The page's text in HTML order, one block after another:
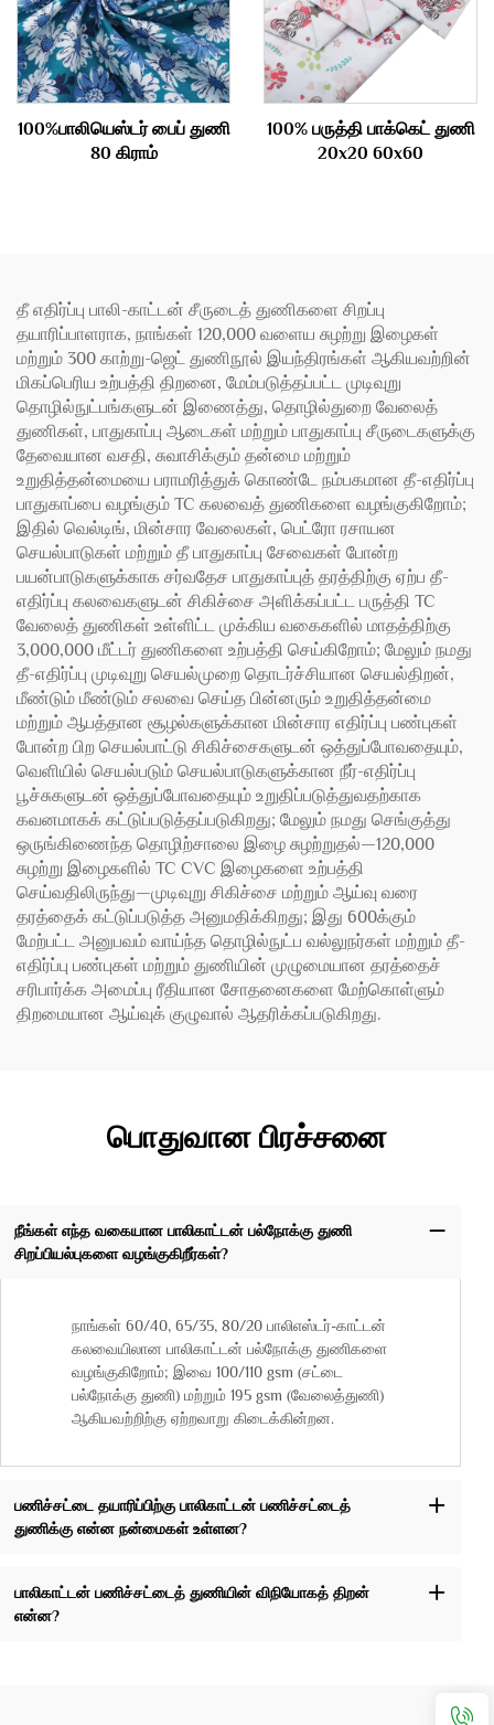
100%பாலியெஸ்டர் பைப் துணி
80 கிராம்
100% பருத்தி பாக்கெட் துணி
20x20 60x60
தீ எதிர்ப்பு பாலி-காட்டன் சீருடைத் துணிகளை சிறப்பு
தயாரிப்பாளராக, நாங்கள் 120,000 வளைய சுழற்று இழைகள்
மற்றும் 300 காற்று-ஜெட் துணிநூல் இயந்திரங்கள் ஆகியவற்றின்
மிகப்பெரிய உற்பத்தி திறனை, மேம்படுத்தப்பட்ட முடிவுறு
தொழில்நுட்பங்களுடன் இணைத்து, தொழில்துறை வேலைத்
துணிகள், பாதுகாப்பு ஆடைகள் மற்றும் பாதுகாப்பு சீருடைகளுக்கு
தேவையான வசதி, சுவாசிக்கும் தன்மை மற்றும்
உறுதித்தன்மையை பராமரித்துக் கொண்டே நம்பகமான தீ-எதிர்ப்பு
பாதுகாப்பை வழங்கும் TC கலவைத் துணிகளை வழங்குகிறோம்;
இதில் வெல்டிங், மின்சார வேலைகள், பெட்ரோ ரசாயன
செயல்பாடுகள் மற்றும் தீ பாதுகாப்பு சேவைகள் போன்ற
பயன்பாடுகளுக்காக சர்வதேச பாதுகாப்புத் தரத்திற்கு ஏற்ப தீ-
எதிர்ப்பு கலவைகளுடன் சிகிச்சை அளிக்கப்பட்ட பருத்தி TC
வேலைத் துணிகள் உள்ளிட்ட முக்கிய வகைகளில் மாதத்திற்கு
3,000,000 மீட்டர் துணிகளை உற்பத்தி செய்கிறோம்; மேலும் நமது
தீ-எதிர்ப்பு முடிவுறு செயல்முறை தொடர்ச்சியான செயல்திறன்,
மீண்டும் மீண்டும் சலவை செய்த பின்னரும் உறுதித்தன்மை
மற்றும் ஆபத்தான சூழல்களுக்கான மின்சார எதிர்ப்பு பண்புகள்
போன்ற பிற செயல்பாட்டு சிகிச்சைகளுடன் ஒத்துப்போவதையும்,
வெளியில் செயல்படும் செயல்பாடுகளுக்கான நீர்-எதிர்ப்பு
பூச்சுகளுடன் ஒத்துப்போவதையும் உறுதிப்படுத்துவதற்காக
கவனமாகக் கட்டுப்படுத்தப்படுகிறது; மேலும் நமது செங்குத்து
ஒருங்கிணைந்த தொழிற்சாலை இழை சுழற்றுதல்—120,000
சுழற்று இழைகளில் TC CVC இழைகளை உற்பத்தி
செய்வதிலிருந்து—முடிவுறு சிகிச்சை மற்றும் ஆய்வு வரை
தரத்தைக் கட்டுப்படுத்த அனுமதிக்கிறது; இது 600க்கும்
மேற்பட்ட அனுபவம் வாய்ந்த தொழில்நுட்ப வல்லுநர்கள் மற்றும் தீ-
எதிர்ப்பு பண்புகள் மற்றும் துணியின் முழுமையான தரத்தைச்
சரிபார்க்க அமைப்பு ரீதியான சோதனைகளை மேற்கொள்ளும்
திறமையான ஆய்வுக் குழுவால் ஆதரிக்கப்படுகிறது.
பொதுவான பிரச்சனை
நீங்கள் எந்த வகையான பாலிகாட்டன் பல்நோக்கு துணி
சிறப்பியல்புகளை வழங்குகிறீர்கள்?
நாங்கள் 60/40, 65/35, 80/20 பாலிஎஸ்டர்-காட்டன்
கலவையிலான பாலிகாட்டன் பல்நோக்கு துணிகளை
வழங்குகிறோம்; இவை 100/110 gsm (சட்டை
பல்நோக்கு துணி) மற்றும் 195 gsm (வேலைத்துணி)
ஆகியவற்றிற்கு ஏற்றவாறு கிடைக்கின்றன.
பணிச்சட்டை தயாரிப்பிற்கு பாலிகாட்டன் பணிச்சட்டைத்
துணிக்கு என்ன நன்மைகள் உள்ளன?
பாலிகாட்டன் பணிச்சட்டைத் துணியின் விநியோகத் திறன்
என்ன?